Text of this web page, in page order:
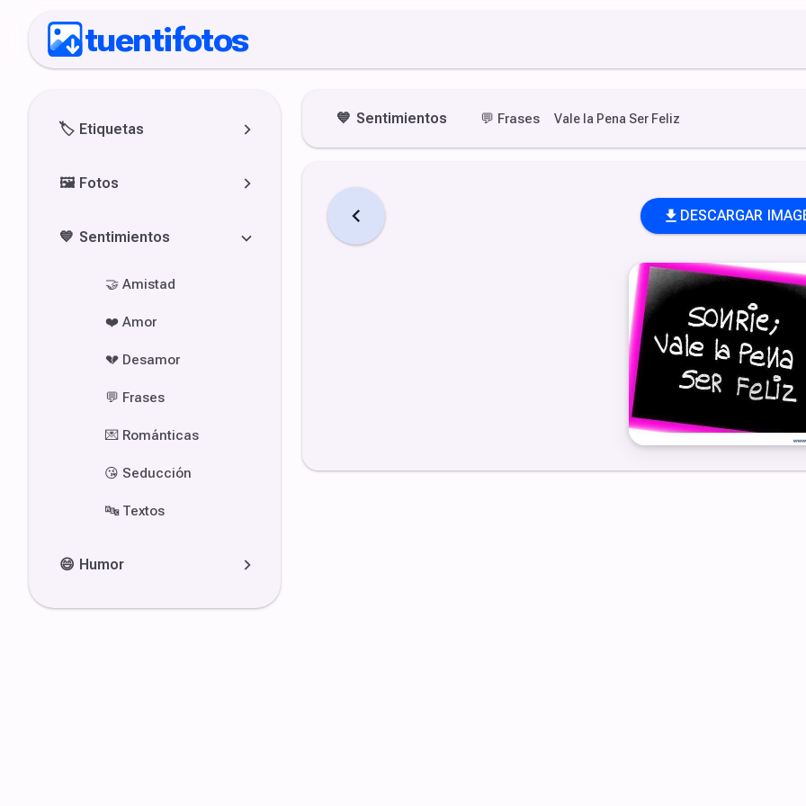
tuentifotos
💙 Sentimientos 💬 Frases Vale la Pena Ser Feliz
DESCARGAR
🏷️ Etiquetas
🖼️ Fotos
💙 Sentimientos
🤝 Amistad
❤️ Amor
💔 Desamor
💬 Frases
💌 Románticas
😘 Seducción
🔤 Textos
😄 Humor